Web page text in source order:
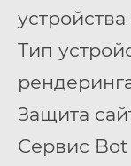
Тип
Защита
Сервис Bot